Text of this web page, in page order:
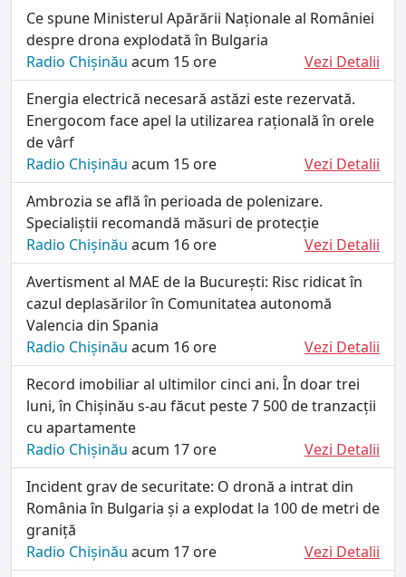
Ce spune Ministerul Apărării Naționale al României
despre drona explodată în Bulgaria
Radio Chișinău acum 15 ore
Vezi Detalii
Energia electrică necesară astăzi este rezervată.
Energocom face apel la utilizarea rațională în orele
de vârf
Radio Chișinău acum 15 ore
Vezi Detalii
Ambrozia se află în perioada de polenizare.
Specialiștii recomandă măsuri de protecție
Radio Chișinău acum 16 ore
Vezi Detalii
Avertisment al MAE de la București: Risc ridicat în
cazul deplasărilor în Comunitatea autonomă
Valencia din Spania
Radio Chișinău acum 16 ore
Vezi Detalii
Record imobiliar al ultimilor cinci ani. În doar trei
luni, în Chișinău s-au făcut peste 7 500 de tranzacții
cu apartamente
Radio Chișinău acum 17 ore
Vezi Detalii
Incident grav de securitate: O dronă a intrat din
România în Bulgaria și a explodat la 100 de metri de
graniță
Radio Chișinău acum 17 ore
Vezi Detalii